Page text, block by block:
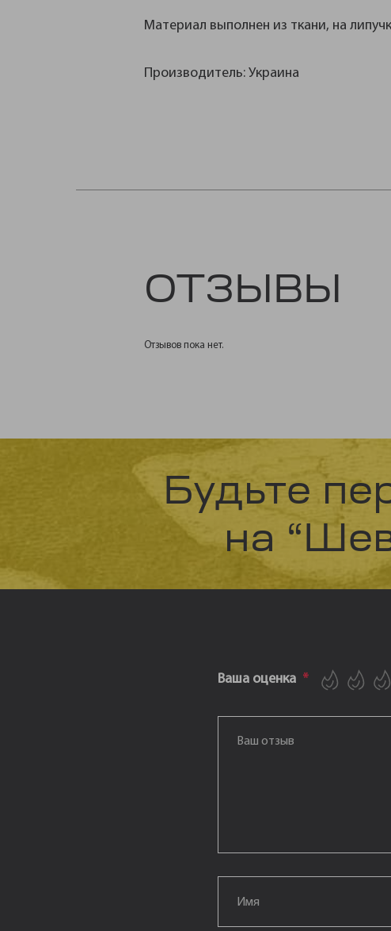
Материал выполнен из ткани, на
Производитель: Украина
ОТЗЫВЫ
Отзывов пока нет.
Будьте
на
Ваша оценка *
Ваш отзыв*
Email*